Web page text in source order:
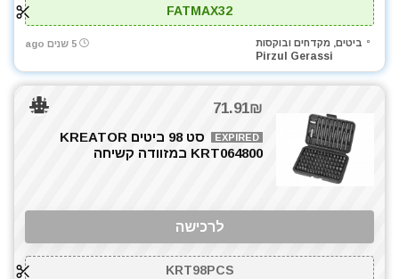
FATMAX32
ביטים, מקדחים ובוקסות
Pirzul Gerassi
5 שנים ago
71.91₪
EXPIRED
סט 98 ביטים KREATOR
KRT064800 במזוודה קשיחה
לרכישה
KRT98PCS